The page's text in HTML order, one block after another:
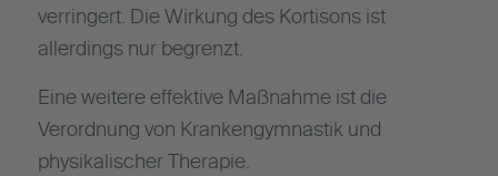
verringert. Die Wirkung des Kortisons ist
allerdings nur begrenzt.
Eine weitere effektive Maßnahme ist die
Verordnung von Krankengymnastik und
physikalischer Therapie.